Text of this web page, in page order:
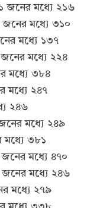
জনের মধ্যে ২১৬
মধ্যে ৩১০
মধ্যে ১৩৭
মধ্যে ২২৪
মধ্যে ৩৮৪
মধ্যে ২৪৭
২৪৬
মধ্যে ২৪৯
মধ্যে ৩৮১
মধ্যে ৪৭০
মধ্যে ২৪৬
মধ্যে ২৭৯